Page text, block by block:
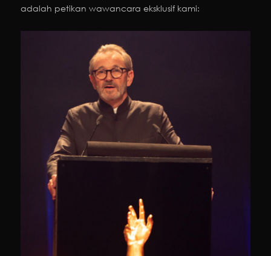
adalah petikan wawancara eksklusif kami: